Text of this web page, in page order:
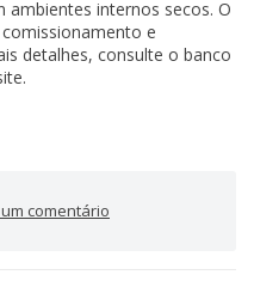
ambientes internos secos. O
e
detalhes, consulte o banco
comentário